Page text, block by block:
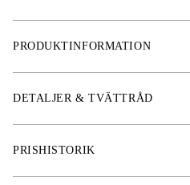
PRODUKTINFORMATION
tillverkat av ett premiumtyg som har
förblir torr och bekväm under hela
DETALJER & TVÄTTRÅD
PRISHISTORIK